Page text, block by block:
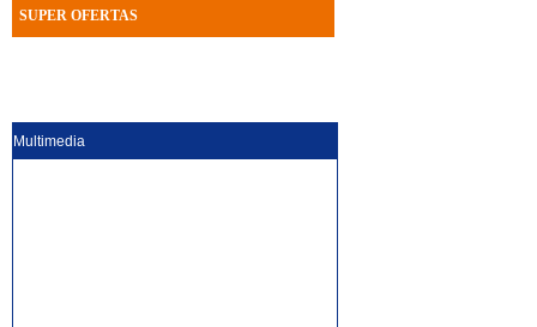
SUPER OFERTAS
Multimedia